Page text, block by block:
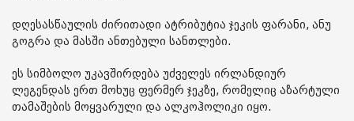
დღესასწაულის ძირითადი ატრიბუტია ჯეკის ფარანი, ანუ
გოგრა და მასში ანთებული სანთლები.
ეს სიმბოლო უკავშირდება უძველეს ირლანდიურ
ლეგენდას ერთ მოხუც ფერმერ ჯეკზე, რომელიც აზარტული
თამაშების მოყვარული და ალკოჰოლიკი იყო.